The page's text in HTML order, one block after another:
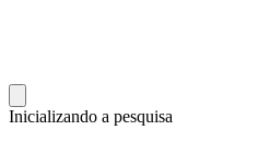
Inicializando a pesquisa